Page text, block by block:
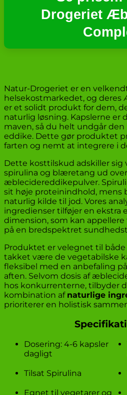
Drogeriet
Natur-Drogeriet er en
helsekostmarkedet, og
er et solidt produkt for dem,
naturlig løsning. Kapslerne er
maven, så du helt undgår
eddike. Dette gør produktet
farten og nemt at integrere i
Dette kosttilskud adskiller sig
spirulina og blæretang ud over
æblecidereddikepulver.
sit høje proteinindhold, mens
naturlig kilde til jod. Vores
ingredienser tilføjer en
dimension, som kan
på en bredspektret
Produktet er velegnet til
takket være de vegetabilske
fleksibel med en anbefaling
aften. Selvom dosis af
hos konkurrenterne, tilbyder
kombination af naturlige
prioriterer en holistisk
Dosering: 4-6 kapsler
dagligt
Tilsat Spirulina
Egnet til vegetarer og